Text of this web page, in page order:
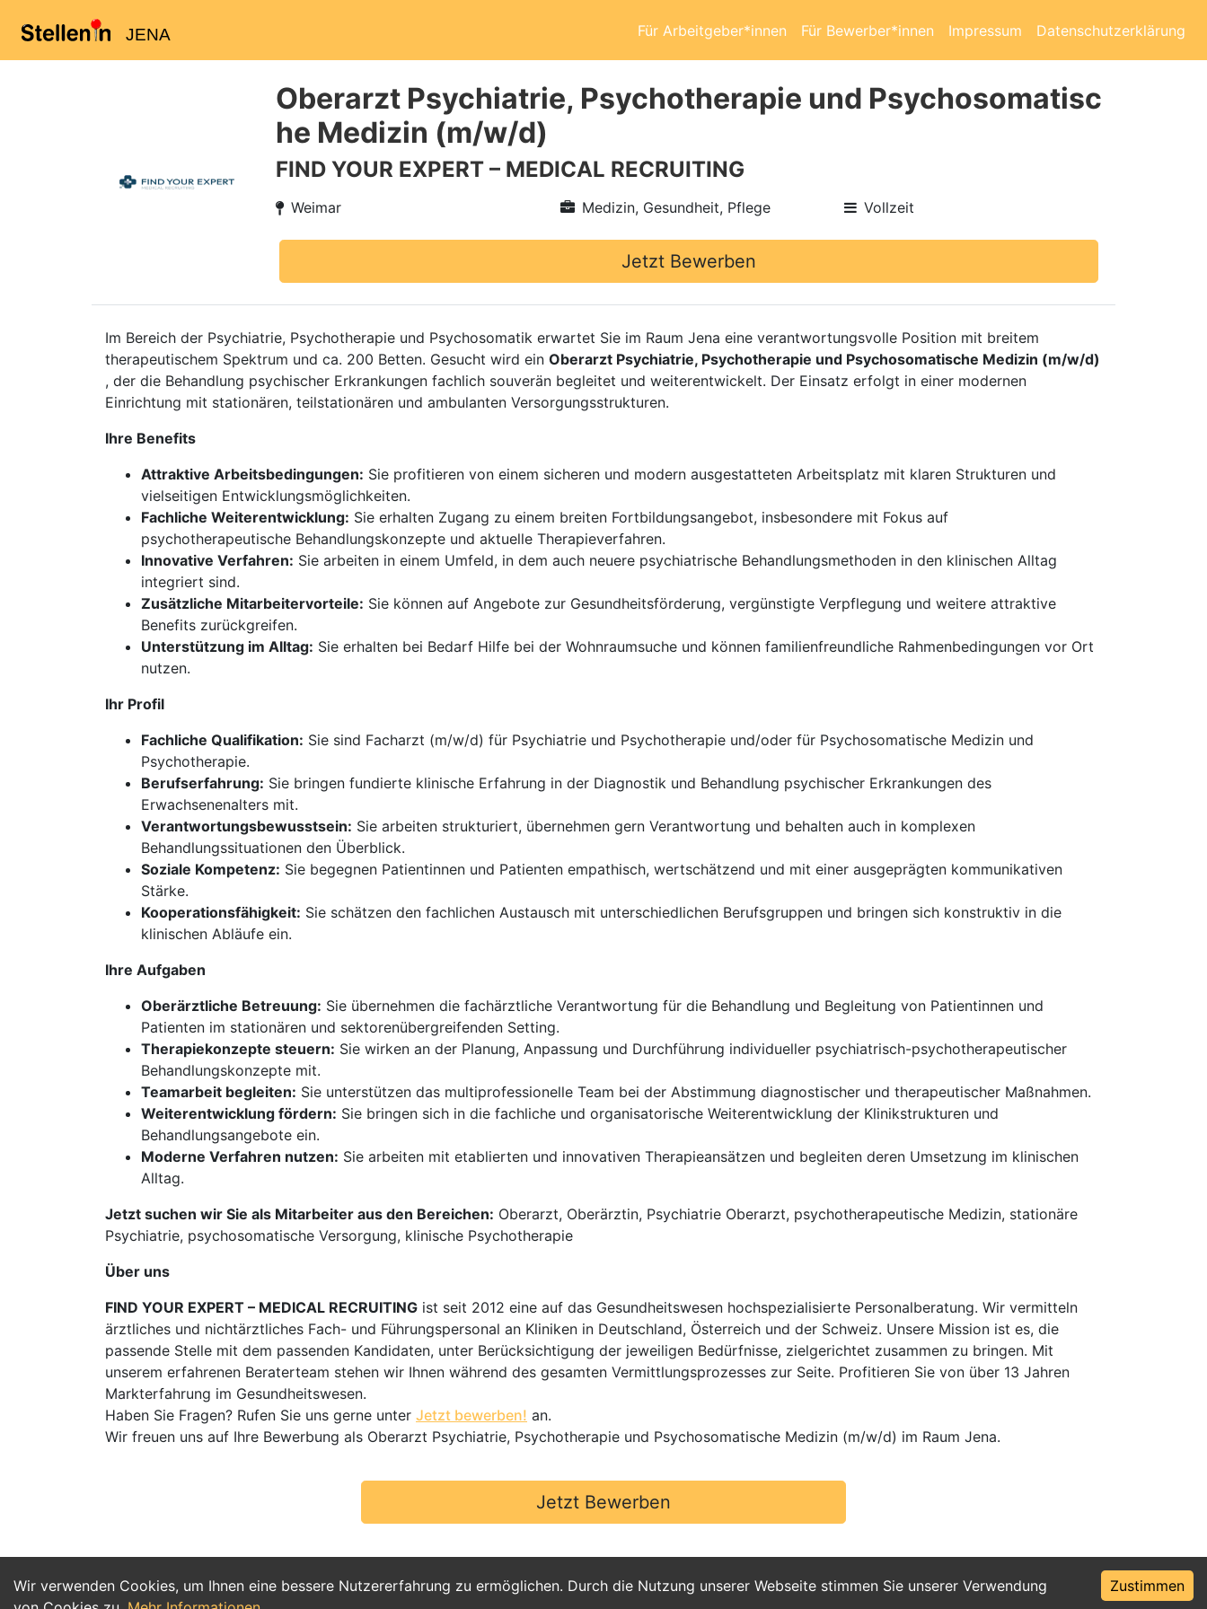
JENA Für Arbeitgeber*innen Für Bewerber*innen Impressum Datenschutzerklärung
Wir verwenden Cookies, um Ihnen eine bessere Nutzererfahrung zu ermöglichen. Durch die Nutzung unserer Webseite stimmen Sie unserer Verwendung
Zustimmen
Oberarzt Psychiatrie, Psychotherapie und Psychosomatisc
he Medizin (m/w/d)
FIND YOUR EXPERT – MEDICAL RECRUITING
Weimar Medizin, Gesundheit, Pflege Vollzeit
Jetzt Bewerben
Im Bereich der Psychiatrie, Psychotherapie und Psychosomatik erwartet Sie im Raum Jena eine verantwortungsvolle Position mit breitem
therapeutischem Spektrum und ca. 200 Betten. Gesucht wird ein Oberarzt Psychiatrie, Psychotherapie und Psychosomatische Medizin (m/w/d)
, der die Behandlung psychischer Erkrankungen fachlich souverän begleitet und weiterentwickelt. Der Einsatz erfolgt in einer modernen
Einrichtung mit stationären, teilstationären und ambulanten Versorgungsstrukturen.
Ihre Benefits
Attraktive Arbeitsbedingungen: Sie profitieren von einem sicheren und modern ausgestatteten Arbeitsplatz mit klaren Strukturen und
vielseitigen Entwicklungsmöglichkeiten.
Fachliche Weiterentwicklung: Sie erhalten Zugang zu einem breiten Fortbildungsangebot, insbesondere mit Fokus auf
psychotherapeutische Behandlungskonzepte und aktuelle Therapieverfahren.
Innovative Verfahren: Sie arbeiten in einem Umfeld, in dem auch neuere psychiatrische Behandlungsmethoden in den klinischen Alltag
integriert sind.
Zusätzliche Mitarbeitervorteile: Sie können auf Angebote zur Gesundheitsförderung, vergünstigte Verpflegung und weitere attraktive
Benefits zurückgreifen.
Unterstützung im Alltag: Sie erhalten bei Bedarf Hilfe bei der Wohnraumsuche und können familienfreundliche Rahmenbedingungen vor Ort
nutzen.
Ihr Profil
Fachliche Qualifikation: Sie sind Facharzt (m/w/d) für Psychiatrie und Psychotherapie und/oder für Psychosomatische Medizin und
Psychotherapie.
Berufserfahrung: Sie bringen fundierte klinische Erfahrung in der Diagnostik und Behandlung psychischer Erkrankungen des
Erwachsenenalters mit.
Verantwortungsbewusstsein: Sie arbeiten strukturiert, übernehmen gern Verantwortung und behalten auch in komplexen
Behandlungssituationen den Überblick.
Soziale Kompetenz: Sie begegnen Patientinnen und Patienten empathisch, wertschätzend und mit einer ausgeprägten kommunikativen
Stärke.
Kooperationsfähigkeit: Sie schätzen den fachlichen Austausch mit unterschiedlichen Berufsgruppen und bringen sich konstruktiv in die
klinischen Abläufe ein.
Ihre Aufgaben
Oberärztliche Betreuung: Sie übernehmen die fachärztliche Verantwortung für die Behandlung und Begleitung von Patientinnen und
Patienten im stationären und sektorenübergreifenden Setting.
Therapiekonzepte steuern: Sie wirken an der Planung, Anpassung und Durchführung individueller psychiatrisch-psychotherapeutischer
Behandlungskonzepte mit.
Teamarbeit begleiten: Sie unterstützen das multiprofessionelle Team bei der Abstimmung diagnostischer und therapeutischer Maßnahmen.
Weiterentwicklung fördern: Sie bringen sich in die fachliche und organisatorische Weiterentwicklung der Klinikstrukturen und
Behandlungsangebote ein.
Moderne Verfahren nutzen: Sie arbeiten mit etablierten und innovativen Therapieansätzen und begleiten deren Umsetzung im klinischen
Alltag.
Jetzt suchen wir Sie als Mitarbeiter aus den Bereichen: Oberarzt, Oberärztin, Psychiatrie Oberarzt, psychotherapeutische Medizin, stationäre
Psychiatrie, psychosomatische Versorgung, klinische Psychotherapie
Über uns
FIND YOUR EXPERT – MEDICAL RECRUITING ist seit 2012 eine auf das Gesundheitswesen hochspezialisierte Personalberatung. Wir vermitteln
ärztliches und nichtärztliches Fach- und Führungspersonal an Kliniken in Deutschland, Österreich und der Schweiz. Unsere Mission ist es, die
passende Stelle mit dem passenden Kandidaten, unter Berücksichtigung der jeweiligen Bedürfnisse, zielgerichtet zusammen zu bringen. Mit
unserem erfahrenen Beraterteam stehen wir Ihnen während des gesamten Vermittlungsprozesses zur Seite. Profitieren Sie von über 13 Jahren
Markterfahrung im Gesundheitswesen.
Haben Sie Fragen? Rufen Sie uns gerne unter Jetzt bewerben! an.
Wir freuen uns auf Ihre Bewerbung als Oberarzt Psychiatrie, Psychotherapie und Psychosomatische Medizin (m/w/d) im Raum Jena.
Jetzt Bewerben